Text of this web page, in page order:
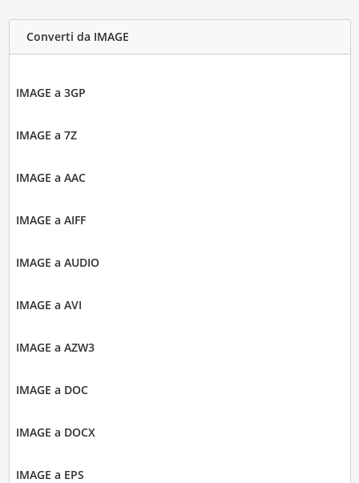
Converti da IMAGE
IMAGE a 3GP
IMAGE a 7Z
IMAGE a AAC
IMAGE a AIFF
IMAGE a AUDIO
IMAGE a AVI
IMAGE a AZW3
IMAGE a DOC
IMAGE a DOCX
IMAGE a EPS